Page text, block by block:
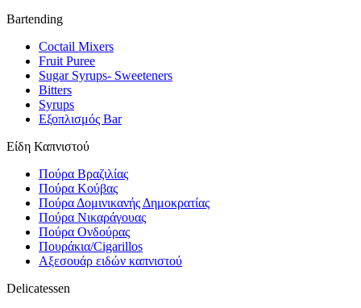
Bartending
Coctail Mixers
Fruit Puree
Sugar Syrups- Sweeteners
Bitters
Syrups
Εξοπλισμός Bar
Είδη Καπνιστού
Πούρα Βραζιλίας
Πούρα Κούβας
Πούρα Δομινικανής Δημοκρατίας
Πούρα Νικαράγουας
Πούρα Ονδούρας
Πουράκια/Cigarillos
Αξεσουάρ ειδών καπνιστού
Delicatessen